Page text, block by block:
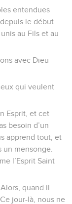
entendues
le début
au Fils et au
avec Dieu
qui veulent
Esprit, et cet
besoin d’un
apprend tout, et
un mensonge.
l’Esprit Saint
quand il
jour-là, nous ne